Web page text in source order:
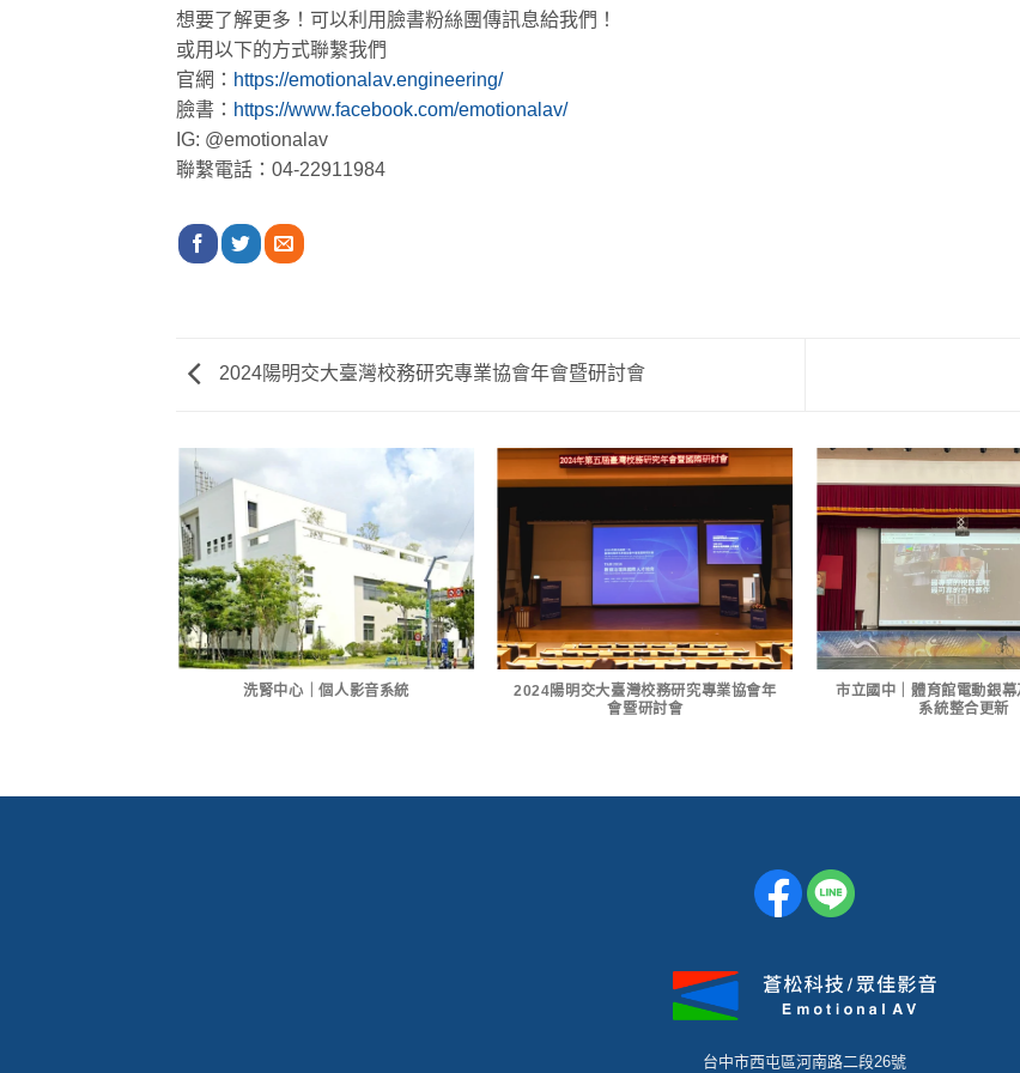
想要了解更多！可以利用臉書粉絲團傳訊息給我們！
或用以下的方式聯繫我們
官網： https://emotionalav.engineering/
臉書： https://www.facebook.com/emotionalav/
IG: @emotionalav
聯繫電話：04-22911984
2024陽明交大臺灣校務研究專業協會年會暨研討會
洗腎中心｜個人影音系統
2024陽明交大臺灣校務研究專業協會年
會暨研討會
市立國中｜體育館電動銀幕
系統整合更新
台中市西屯區河南路二段26號